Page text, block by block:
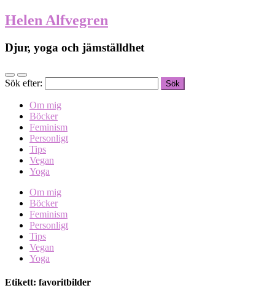
Helen Alfvegren
Djur, yoga och jämställdhet
Sök efter:
Om mig
Böcker
Feminism
Personligt
Tips
Vegan
Yoga
Om mig
Böcker
Feminism
Personligt
Tips
Vegan
Yoga
Etikett: favoritbilder